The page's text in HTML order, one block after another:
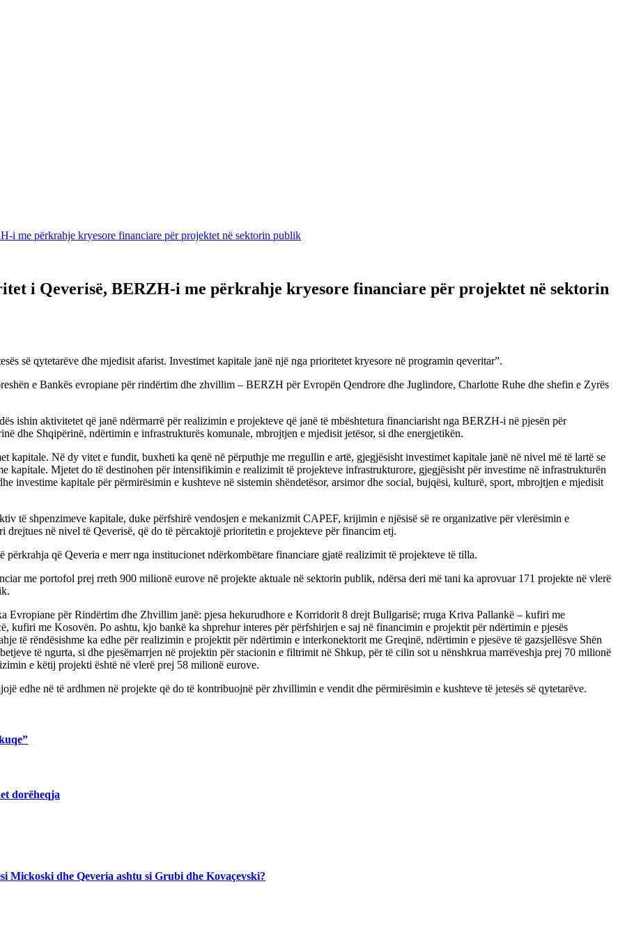
i me përkrahje kryesore financiare për projektet në sektorin publik
i Qeverisë, BERZH-i me përkrahje kryesore financiare për projektet në sektorin
së qytetarëve dhe mjedisit afarist. Investimet kapitale janë një nga prioritetet kryesore në programin qeveritar”.
e Bankës evropiane për rindërtim dhe zhvillim – BERZH për Evropën Qendrore dhe Juglindore, Charlotte Ruhe dhe shefin e Zyrës
ishin aktivitetet që janë ndërmarrë për realizimin e projekteve që janë të mbështetura financiarisht nga BERZH-i në pjesën për
dhe Shqipërinë, ndërtimin e infrastrukturës komunale, mbrojtjen e mjedisit jetësor, si dhe energjetikën.
kapitale. Në dy vitet e fundit, buxheti ka qenë në përputhje me rregullin e artë, gjegjësisht investimet kapitale janë në nivel më të lartë se
Mjetet do të destinohen për intensifikimin e realizimit të projekteve infrastrukturore, gjegjësisht për investime në infrastrukturën
investime kapitale për përmirësimin e kushteve në sistemin shëndetësor, arsimor dhe social, bujqësi, kulturë, sport, mbrojtjen e mjedisit
të shpenzimeve kapitale, duke përfshirë vendosjen e mekanizmit CAPEF, krijimin e njësisë së re organizative për vlerësimin e
në nivel të Qeverisë, që do të përcaktojë prioritetin e projekteve për financim etj.
që Qeveria e merr nga institucionet ndërkombëtare financiare gjatë realizimit të projekteve të tilla.
me portofol prej rreth 900 milionë eurove në projekte aktuale në sektorin publik, ndërsa deri më tani ka aprovuar 171 projekte në vlerë
Evropiane për Rindërtim dhe Zhvillim janë: pjesa hekurudhore e Korridorit 8 drejt Bullgarisë; rruga Kriva Pallankë – kufiri me
me Kosovën. Po ashtu, kjo bankë ka shprehur interes për përfshirjen e saj në financimin e projektit për ndërtimin e pjesës
të rëndësishme ka edhe për realizimin e projektit për ndërtimin e interkonektorit me Greqinë, ndërtimin e pjesëve të gazsjellësve Shën
të ngurta, si dhe pjesëmarrjen në projektin për stacionin e filtrimit në Shkup, për të cilin sot u nënshkrua marrëveshja prej 70 milionë
e këtij projekti është në vlerë prej 58 milionë eurove.
edhe në të ardhmen në projekte që do të kontribuojnë për zhvillimin e vendit dhe përmirësimin e kushteve të jetesës së qytetarëve.
dorëheqja
Mickoski dhe Qeveria ashtu si Grubi dhe Kovaçevski?